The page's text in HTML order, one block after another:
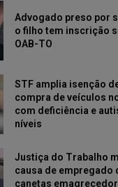
Advogado preso por
o filho tem inscrição
OAB-TO
STF amplia isenção
compra de veículos
com deficiência e
níveis
Justiça do Trabalho
causa de empregado
canetas